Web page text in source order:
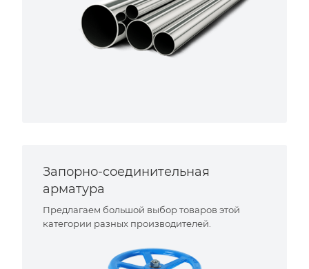
Запорно-соединительная
арматура
Предлагаем большой выбор товаров этой
категории разных производителей.